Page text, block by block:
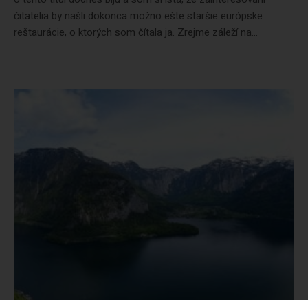
čitatelia by našli dokonca možno ešte staršie európske
reštaurácie, o ktorých som čítala ja. Zrejme záleží na...